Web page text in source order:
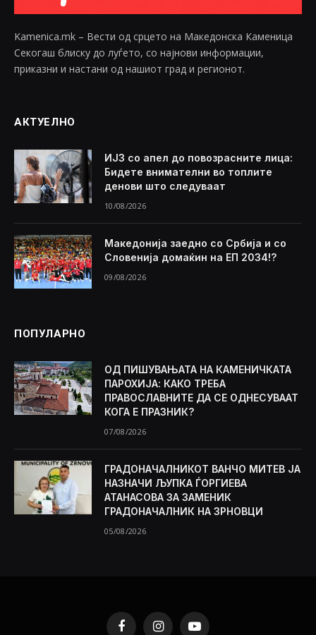
Kamenica.mk – Вести од срцето на Македонска Каменица
Секогаш блиску до луѓето, со најнови информации,
приказни и настани од нашиот град и регионот.
АКТУЕЛНО
ИЈЗ со апел до повозрасните лица:
Бидете внимателни во топлите
денови што следуваат
10/08/2026
Македонија заедно со Србија и со
Словенија домаќин на ЕП 2034!?
09/08/2026
ПОПУЛАРНО
ОД ПИШУВАЊАТА НА КАМЕНИЧКАТА
ПАРОХИЈА: КАКО ТРЕБА
ПРАВОСЛАВНИТЕ ДА СЕ ОДНЕСУВААТ
КОГА Е ПРАЗНИК?
07/08/2026
ГРАДОНАЧАЛНИКОТ ВАНЧО МИТЕВ ЈА
НАЗНАЧИ ЉУПКА ЃОРГИЕВА
АТАНАСОВА ЗА ЗАМЕНИК
ГРАДОНАЧАЛНИК НА ЗРНОВЦИ
05/08/2026
FacebookInstagramYouTube